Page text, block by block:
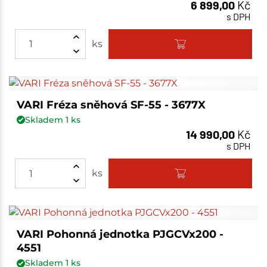
6 899,00 Kč
s DPH
ks
VARI Fréza sněhová SF-55 - 3677X
Skladem 1 ks
14 990,00 Kč
s DPH
ks
VARI Pohonná jednotka PJGCVx200 -
4551
Skladem 1 ks